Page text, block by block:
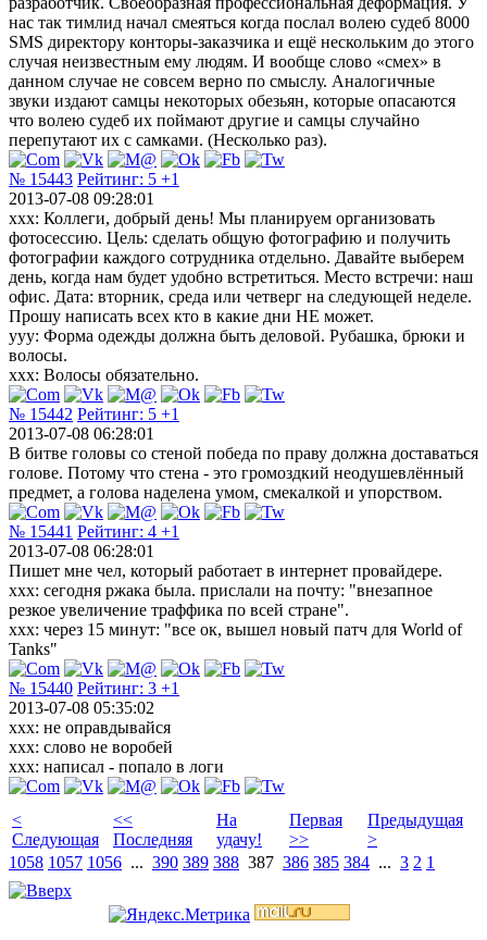
нас так тимлид начал смеяться когда послал волею судеб 8000
SMS директору конторы-заказчика и ещё нескольким до этого
случая неизвестным ему людям. И вообще слово «смех» в
данном случае не совсем верно по смыслу. Аналогичные
звуки издают самцы некоторых обезьян, которые опасаются
что волею судеб их поймают другие и самцы случайно
перепутают их с самками. (Несколько раз).
№ 15443 Рейтинг: 5 +1
2013-07-08 09:28:01
xxx: Коллеги, добрый день! Мы планируем организовать
фотосессию. Цель: сделать общую фотографию и получить
фотографии каждого сотрудника отдельно. Давайте выберем
день, когда нам будет удобно встретиться. Место встречи: наш
офис. Дата: вторник, среда или четверг на следующей неделе.
Прошу написать всех кто в какие дни НЕ может.
yyy: Форма одежды должна быть деловой. Рубашка, брюки и
волосы.
xxx: Волосы обязательно.
№ 15442 Рейтинг: 5 +1
2013-07-08 06:28:01
В битве головы со стеной победа по праву должна доставаться
голове. Потому что стена - это громоздкий неодушевлённый
предмет, а голова наделена умом, смекалкой и упорством.
№ 15441 Рейтинг: 4 +1
2013-07-08 06:28:01
Пишет мне чел, который работает в интернет провайдере.
xxx: сегодня ржака была. прислали на почту: "внезапное
резкое увеличение траффика по всей стране".
xxx: через 15 минут: "все ок, вышел новый патч для World of
Tanks"
№ 15440 Рейтинг: 3 +1
2013-07-08 05:35:02
xxx: не оправдывайся
xxx: слово не воробей
xxx: написал - попало в логи
<
Следующая
<<
Последняя
На
удачу!
Первая
>>
Предыдущая
>
1058 1057 1056 ... 390 389 388 387 386 385 384 ... 3 2 1